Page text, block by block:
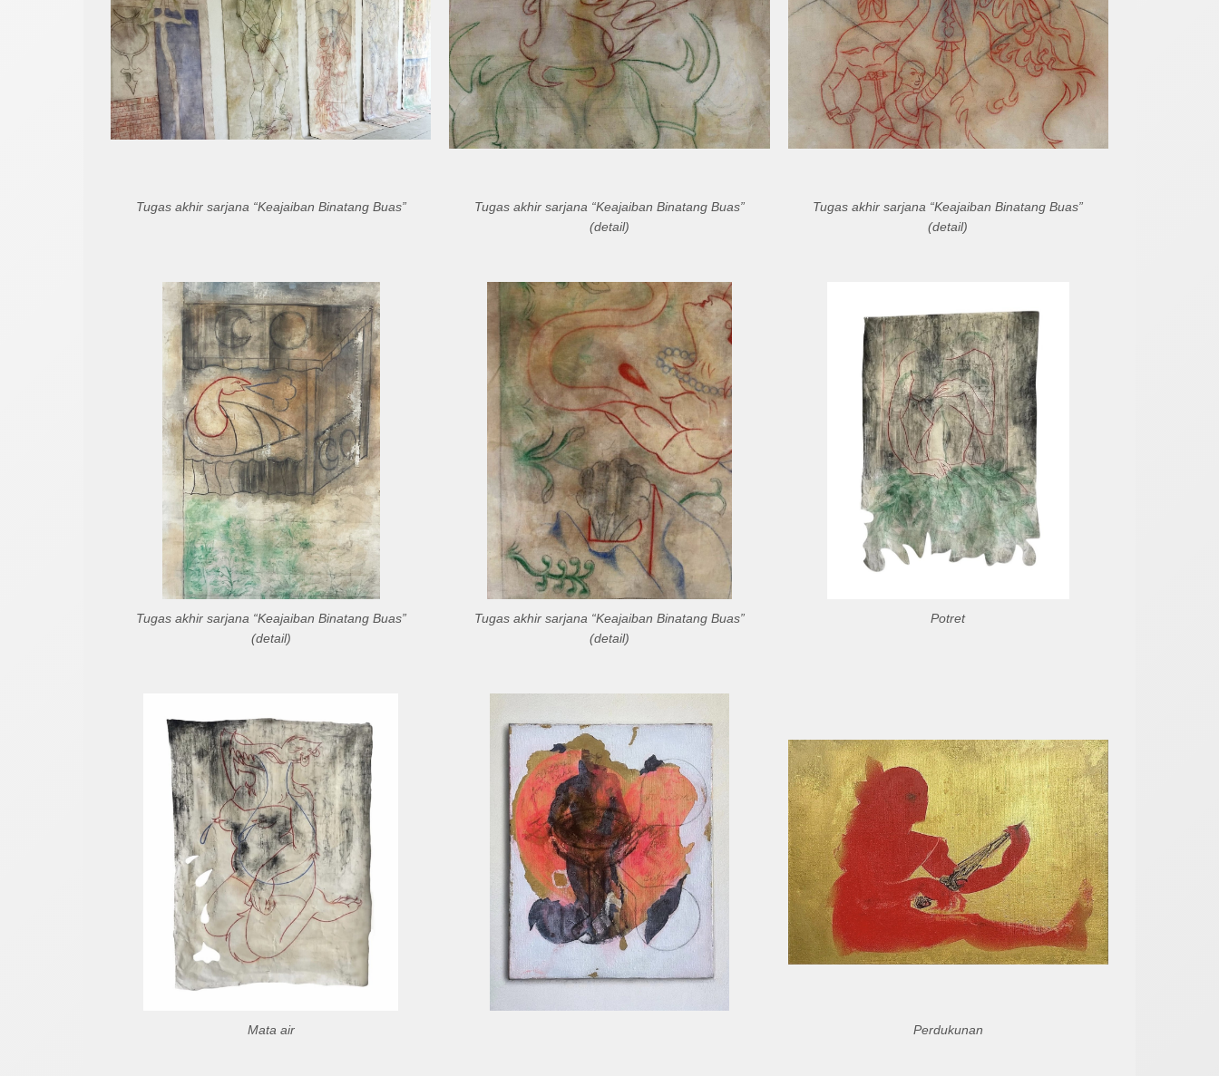
Tugas akhir sarjana “Keajaiban Binatang Buas”
Tugas akhir sarjana “Keajaiban Binatang Buas”
(detail)
Tugas akhir sarjana “Keajaiban Binatang Buas”
(detail)
Tugas akhir sarjana “Keajaiban Binatang Buas”
(detail)
Tugas akhir sarjana “Keajaiban Binatang Buas”
(detail)
Potret
Mata air Perdukunan